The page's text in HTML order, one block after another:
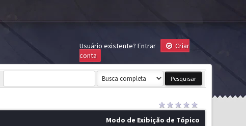
Usuário existente? Entrar
Criar
conta
Modo de Exibição de Tópico